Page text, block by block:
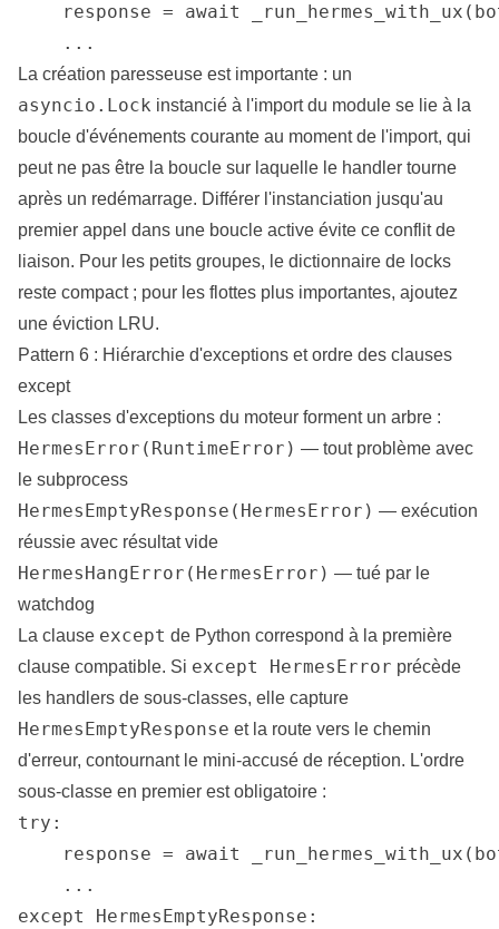
response = await
    ...
La création paresseuse est importante : un
asyncio.Lock instancié à l'import du module se lie à la
boucle d'événements courante au moment de l'import, qui
peut ne pas être la boucle sur laquelle le handler tourne
après un redémarrage. Différer l'instanciation jusqu'au
premier appel dans une boucle active évite ce conflit de
liaison. Pour les petits groupes, le dictionnaire de locks
reste compact ; pour les flottes plus importantes, ajoutez
une éviction LRU.
Pattern 6 : Hiérarchie d'exceptions et ordre des clauses
except
Les classes d'exceptions du moteur forment un arbre :
HermesError(RuntimeError) — tout problème avec
le subprocess
HermesEmptyResponse(HermesError) — exécution
réussie avec résultat vide
HermesHangError(HermesError) — tué par le
watchdog
La clause except de Python correspond à la première
clause compatible. Si except HermesError précède
les handlers de sous-classes, elle capture
HermesEmptyResponse et la route vers le chemin
d'erreur, contournant le mini-accusé de réception. L'ordre
sous-classe en premier est obligatoire :
try:
response = await
    ...
except HermesEmptyResponse: